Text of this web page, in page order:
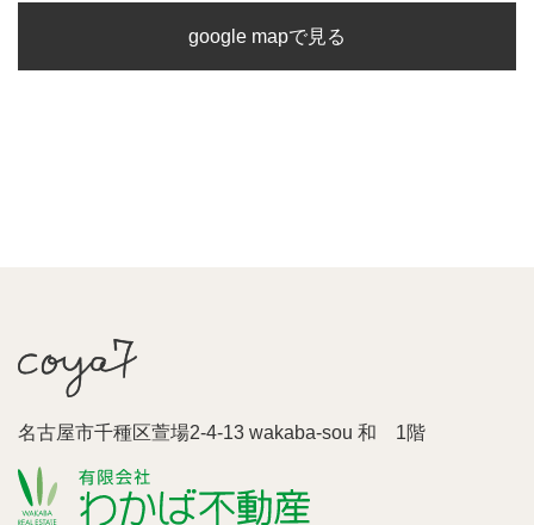
google mapで見る
名古屋市千種区萱場2-4-13 wakaba-sou 和 1階